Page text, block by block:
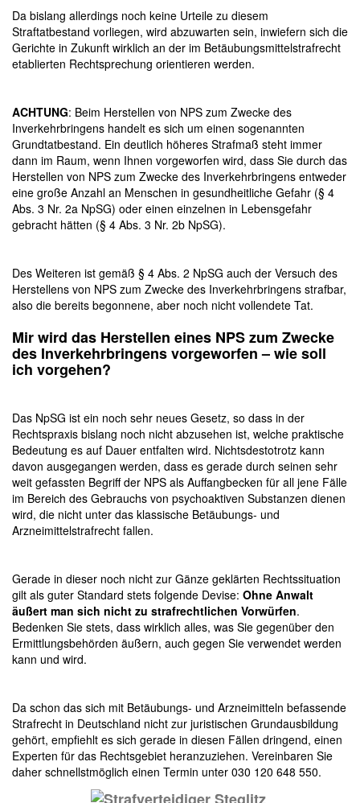
Da bislang allerdings noch keine Urteile zu diesem
Straftatbestand vorliegen, wird abzuwarten sein, inwiefern sich die
Gerichte in Zukunft wirklich an der im Betäubungsmittelstrafrecht
etablierten Rechtsprechung orientieren werden.
ACHTUNG: Beim Herstellen von NPS zum Zwecke des
Inverkehrbringens handelt es sich um einen sogenannten
Grundtatbestand. Ein deutlich höheres Strafmaß steht immer
dann im Raum, wenn Ihnen vorgeworfen wird, dass Sie durch das
Herstellen von NPS zum Zwecke des Inverkehrbringens entweder
eine große Anzahl an Menschen in gesundheitliche Gefahr (§ 4
Abs. 3 Nr. 2a NpSG) oder einen einzelnen in Lebensgefahr
gebracht hätten (§ 4 Abs. 3 Nr. 2b NpSG).
Des Weiteren ist gemäß § 4 Abs. 2 NpSG auch der Versuch des
Herstellens von NPS zum Zwecke des Inverkehrbringens strafbar,
also die bereits begonnene, aber noch nicht vollendete Tat.
Mir wird das Herstellen eines NPS zum Zwecke
des Inverkehrbringensvorgeworfen – wie soll
ich vorgehen?
Das NpSG ist ein noch sehr neues Gesetz, so dass in der
Rechtspraxis bislang noch nicht abzusehen ist, welche praktische
Bedeutung es auf Dauer entfalten wird. Nichtsdestotrotz kann
davon ausgegangen werden, dass es gerade durch seinen sehr
weit gefassten Begriff der NPS als Auffangbecken für all jene Fälle
im Bereich des Gebrauchs von psychoaktiven Substanzen dienen
wird, die nicht unter das klassische Betäubungs- und
Arzneimittelstrafrecht fallen.
Gerade in dieser noch nicht zur Gänze geklärten Rechtssituation
gilt als guter Standard stets folgende Devise: Ohne Anwalt
äußert man sich nicht zu strafrechtlichen Vorwürfen.
Bedenken Sie stets, dass wirklich alles, was Sie gegenüber den
Ermittlungsbehörden äußern, auch gegen Sie verwendet werden
kann und wird.
Da schon das sich mit Betäubungs- und Arzneimitteln befassende
Strafrecht in Deutschland nicht zur juristischen Grundausbildung
gehört, empfiehlt es sich gerade in diesen Fällen dringend, einen
Experten für das Rechtsgebiet heranzuziehen. Vereinbaren Sie
daher schnellstmöglich einen Termin unter 030 120 648 550.